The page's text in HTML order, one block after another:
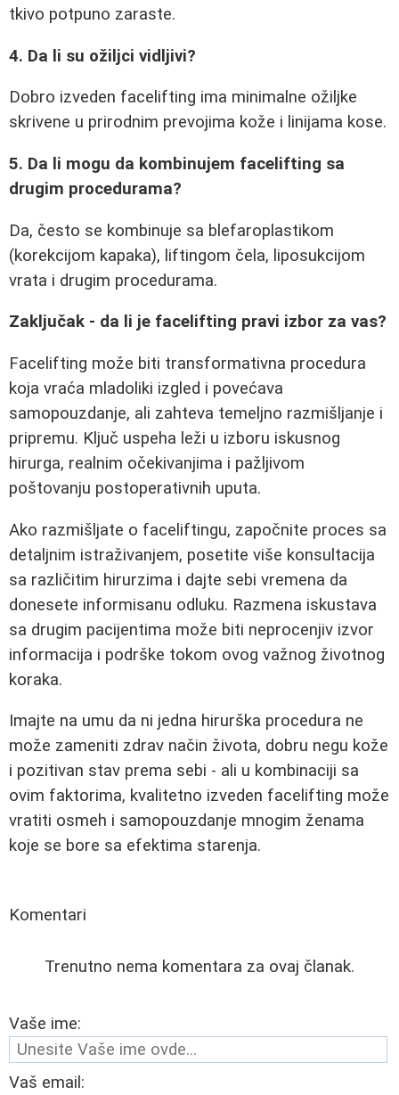
tkivo potpuno zaraste.
4. Da li su ožiljci vidljivi?
Dobro izveden facelifting ima minimalne ožiljke
skrivene u prirodnim prevojima kože i linijama kose.
5. Da li mogu da kombinujem facelifting sa
drugim procedurama?
Da, često se kombinuje sa blefaroplastikom
(korekcijom kapaka), liftingom čela, liposukcijom
vrata i drugim procedurama.
Zaključak - da li je facelifting pravi izbor za vas?
Facelifting može biti transformativna procedura
koja vraća mladoliki izgled i povećava
samopouzdanje, ali zahteva temeljno razmišljanje i
pripremu. Ključ uspeha leži u izboru iskusnog
hirurga, realnim očekivanjima i pažljivom
poštovanju postoperativnih uputa.
Ako razmišljate o faceliftingu, započnite proces sa
detaljnim istraživanjem, posetite više konsultacija
sa različitim hirurzima i dajte sebi vremena da
donesete informisanu odluku. Razmena iskustava
sa drugim pacijentima može biti neprocenjiv izvor
informacija i podrške tokom ovog važnog životnog
koraka.
Imajte na umu da ni jedna hirurška procedura ne
može zameniti zdrav način života, dobru negu kože
i pozitivan stav prema sebi - ali u kombinaciji sa
ovim faktorima, kvalitetno izveden facelifting može
vratiti osmeh i samopouzdanje mnogim ženama
koje se bore sa efektima starenja.
Komentari
Trenutno nema komentara za ovaj članak.
Vaše ime:
Vaš email: